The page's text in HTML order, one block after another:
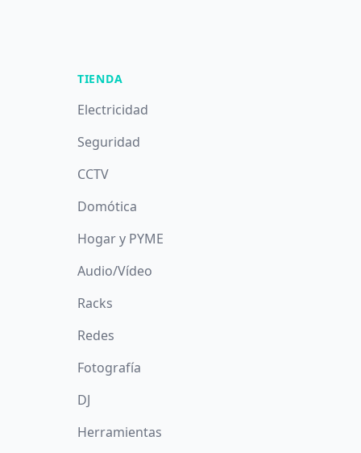
TIENDA
Electricidad
Seguridad
CCTV
Domótica
Hogar y PYME
Audio/Vídeo
Racks
Redes
Fotografía
DJ
Herramientas